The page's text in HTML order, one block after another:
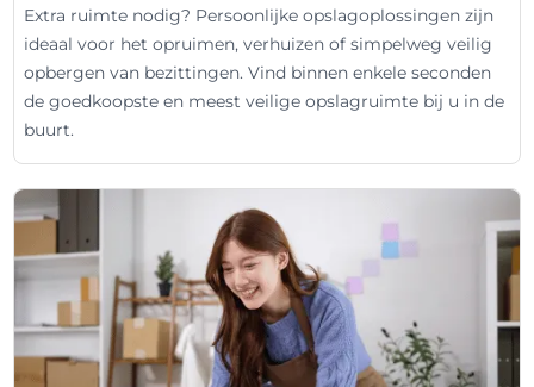
Extra ruimte nodig? Persoonlijke opslagoplossingen zijn
ideaal voor het opruimen, verhuizen of simpelweg veilig
opbergen van bezittingen. Vind binnen enkele seconden
de goedkoopste en meest veilige opslagruimte bij u in de
buurt.